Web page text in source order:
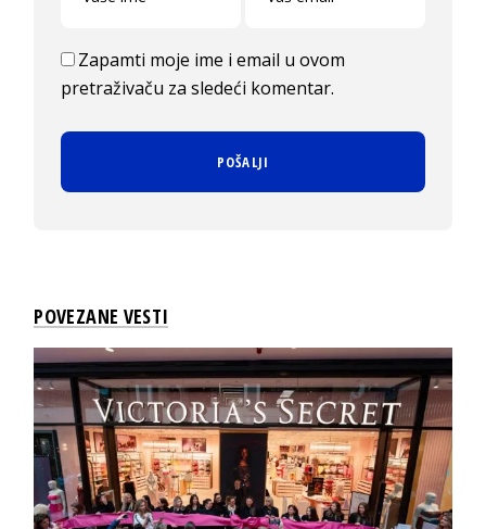
Zapamti moje ime i email u ovom
pretraživaču za sledeći komentar.
POVEZANE VESTI